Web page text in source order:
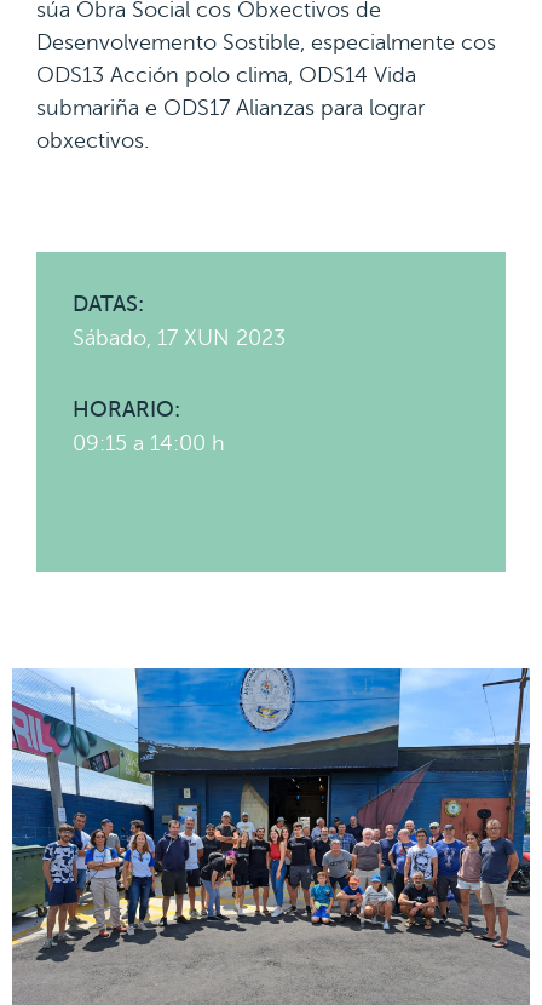
súa Obra Social cos Obxectivos de
Desenvolvemento Sostible, especialmente cos
ODS13 Acción polo clima, ODS14 Vida
submariña e ODS17 Alianzas para lograr
obxectivos.
DATAS:
Sábado, 17 XUN 2023
HORARIO:
09:15 a 14:00 h